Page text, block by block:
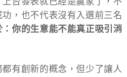
，也不代表沒有入選前三名
：你的生意能不能真正吸引消
有創新的概念，但少了讓人